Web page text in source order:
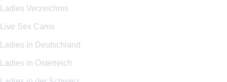
Ladies Verzeichnis
Live Sex Cams
Ladies in Deutschland
Ladies in Österreich